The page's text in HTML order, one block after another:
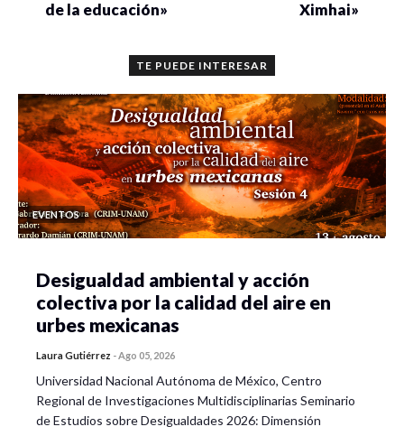
de la educación»
Ximhai»
TE PUEDE INTERESAR
EVENTOS
Desigualdad ambiental y acción
colectiva por la calidad del aire en
urbes mexicanas
Laura Gutiérrez -Ago 05, 2026
Universidad Nacional Autónoma de México, Centro
Regional de Investigaciones Multidisciplinarias Seminario
de Estudios sobre Desigualdades 2026: Dimensión